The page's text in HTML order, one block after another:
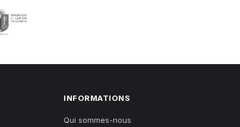
INFORMATIONS
Qui sommes-nous